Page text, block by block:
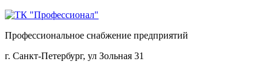
Профессиональное снабжение предприятий
г. Санкт-Петербург, ул Зольная 31